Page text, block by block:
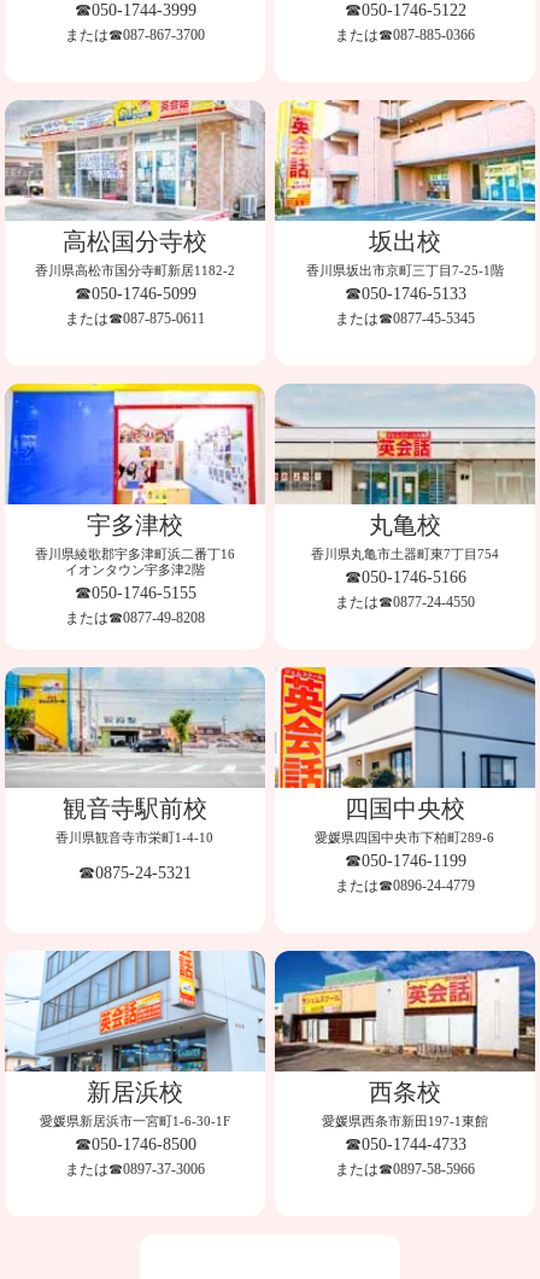
☎050-1744-3999
または☎087-867-3700
☎050-1746-5122
または☎087-885-0366
高松国分寺校
香川県高松市国分寺町新居1182-2
☎050-1746-5099
または☎087-875-0611
坂出校
香川県坂出市京町三丁目7-25-1階
☎050-1746-5133
または☎0877-45-5345
宇多津校
香川県綾歌郡宇多津町浜二番丁16
イオンタウン宇多津2階
☎050-1746-5155
または☎0877-49-8208
丸亀校
香川県丸亀市土器町東7丁目754
☎050-1746-5166
または☎0877-24-4550
観音寺駅前校
香川県観音寺市栄町1-4-10
☎0875-24-5321
四国中央校
愛媛県四国中央市下柏町289-6
☎050-1746-1199
または☎0896-24-4779
新居浜校
愛媛県新居浜市一宮町1-6-30-1F
☎050-1746-8500
または☎0897-37-3006
西条校
愛媛県西条市新田197-1東館
☎050-1744-4733
または☎0897-58-5966